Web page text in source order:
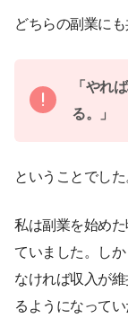
どちらの副業にも
「やれ
る。」
ということでした
私は副業を始め
ていました。し
なければ収入が
るようになってい